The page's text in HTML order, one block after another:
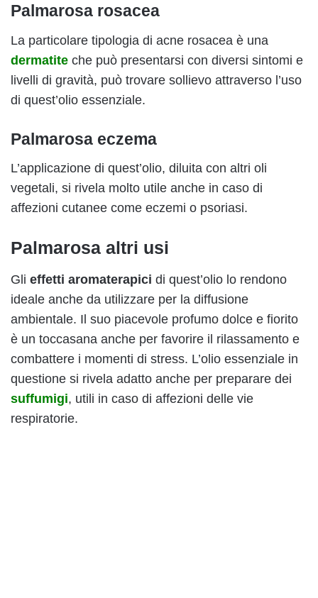
Palmarosa rosacea
La particolare tipologia di acne rosacea è una
dermatite che può presentarsi con diversi sintomi e
livelli di gravità, può trovare sollievo attraverso l’uso
di quest’olio essenziale.
Palmarosa eczema
L’applicazione di quest’olio, diluita con altri oli
vegetali, si rivela molto utile anche in caso di
affezioni cutanee come eczemi o psoriasi.
Palmarosa altri usi
Gli effetti aromaterapici di quest’olio lo rendono
ideale anche da utilizzare per la diffusione
ambientale. Il suo piacevole profumo dolce e fiorito
è un toccasana anche per favorire il rilassamento e
combattere i momenti di stress. L’olio essenziale in
questione si rivela adatto anche per preparare dei
suffumigi, utili in caso di affezioni delle vie
respiratorie.